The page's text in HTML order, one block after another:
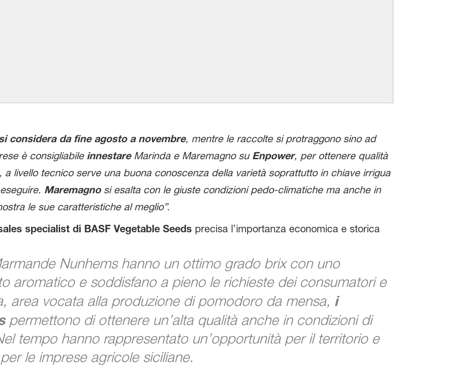
considera da fine agosto a novembre, mentre le raccolte si protraggono sino ad
è consigliabile innestare Marinda e Maremagno su Enpower, per ottenere qualità
a livello tecnico serve una buona conoscenza della varietà soprattutto in chiave irrigua
Maremagnosi esalta con le giuste condizioni pedo-climatiche ma anche in
le sue caratteristiche al meglio”.
specialist di BASF Vegetable Seeds precisa l’importanza economica e storica
Nunhems hanno un ottimo grado brix con uno
aromatico e soddisfano a pieno le richieste dei consumatori e
area vocata alla produzione di pomodoro da mensa, i
permettono di ottenere un’alta qualità anche in condizioni di
tempo hanno rappresentato un’opportunità per il territorio e
le imprese agricole siciliane.